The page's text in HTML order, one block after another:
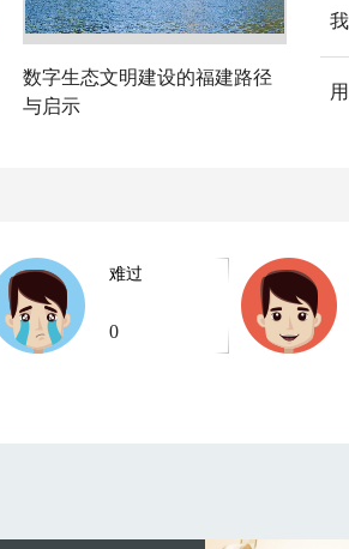
数字生态文明建设的福建路径
与启示
难过
0